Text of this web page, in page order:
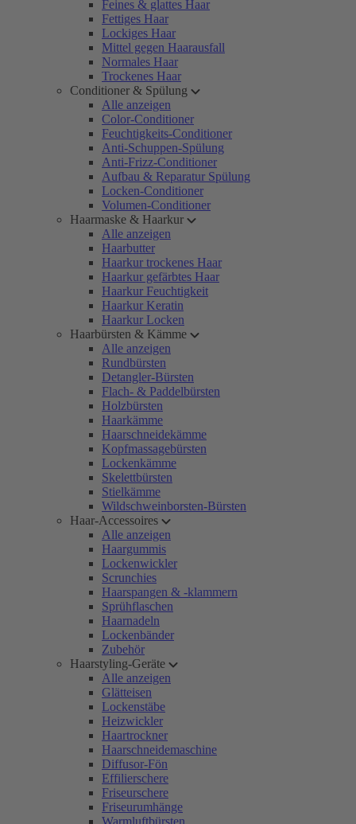
Feines & glattes Haar
Fettiges Haar
Lockiges Haar
Mittel gegen Haarausfall
Normales Haar
Trockenes Haar
Conditioner & Spülung
Alle anzeigen
Color-Conditioner
Feuchtigkeits-Conditioner
Anti-Schuppen-Spülung
Anti-Frizz-Conditioner
Aufbau & Reparatur Spülung
Locken-Conditioner
Volumen-Conditioner
Haarmaske & Haarkur
Alle anzeigen
Haarbutter
Haarkur trockenes Haar
Haarkur gefärbtes Haar
Haarkur Feuchtigkeit
Haarkur Keratin
Haarkur Locken
Haarbürsten & Kämme
Alle anzeigen
Rundbürsten
Detangler-Bürsten
Flach- & Paddelbürsten
Holzbürsten
Haarkämme
Haarschneidekämme
Kopfmassagebürsten
Lockenkämme
Skelettbürsten
Stielkämme
Wildschweinborsten-Bürsten
Haar-Accessoires
Alle anzeigen
Haargummis
Lockenwickler
Scrunchies
Haarspangen & -klammern
Sprühflaschen
Haarnadeln
Lockenbänder
Zubehör
Haarstyling-Geräte
Alle anzeigen
Glätteisen
Lockenstäbe
Heizwickler
Haartrockner
Haarschneidemaschine
Diffusor-Fön
Effilierschere
Friseurschere
Friseurumhänge
Warmluftbürsten